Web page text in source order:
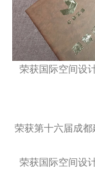
荣获国际空间设
荣获第十六届成
荣获国际空间设